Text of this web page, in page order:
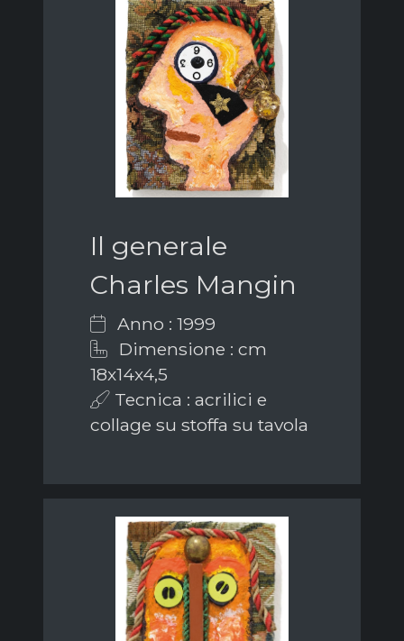
Il generale
Charles Mangin
Anno : 1999
Dimensione : cm
18x14x4,5
Tecnica : acrilici e
collage su stoffa su tavola